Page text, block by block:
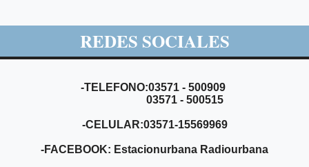
REDES SOCIALES
-TELEFONO:03571 - 500909
03571 - 500515
-CELULAR:03571-15569969
-FACEBOOK: Estacionurbana Radiourbana